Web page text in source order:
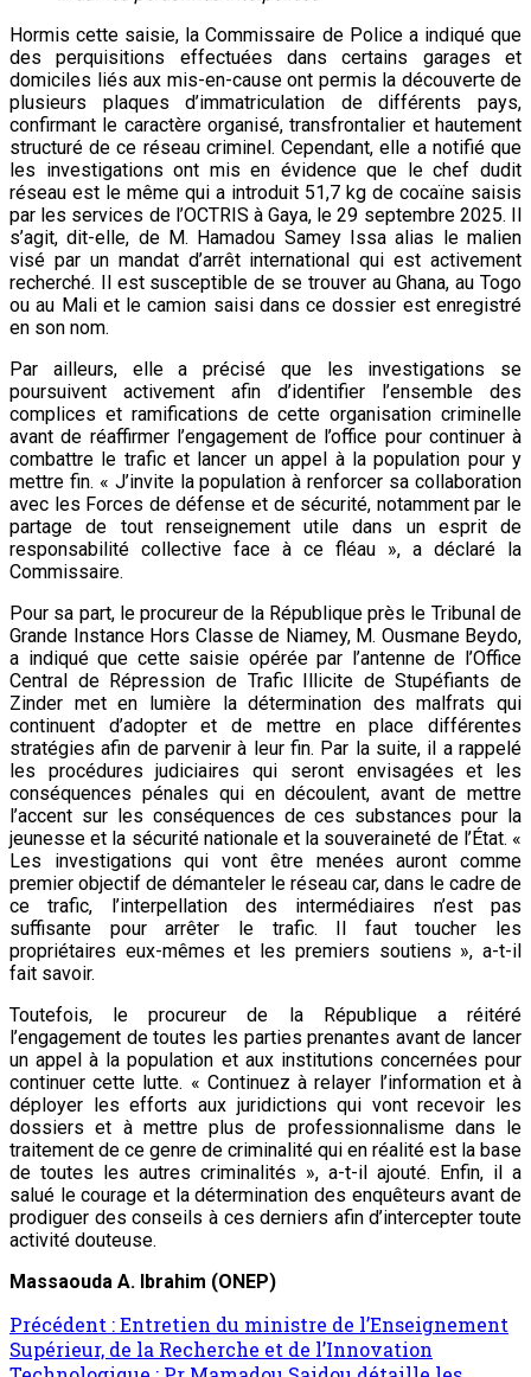
Hormis cette saisie, la Commissaire de Police a indiqué que
des perquisitions effectuées dans certains garages et
domiciles liés aux mis-en-cause ont permis la découverte de
plusieurs plaques d’immatriculation de différents pays,
confirmant le caractère organisé, transfrontalier et hautement
structuré de ce réseau criminel. Cependant, elle a notifié que
les investigations ont mis en évidence que le chef dudit
réseau est le même qui a introduit 51,7 kg de cocaïne saisis
par les services de l’OCTRIS à Gaya, le 29 septembre 2025. Il
s’agit, dit-elle, de M. Hamadou Samey Issa alias le malien
visé par un mandat d’arrêt international qui est activement
recherché. Il est susceptible de se trouver au Ghana, au Togo
ou au Mali et le camion saisi dans ce dossier est enregistré
en son nom.
Par ailleurs, elle a précisé que les investigations se
poursuivent activement afin d’identifier l’ensemble des
complices et ramifications de cette organisation criminelle
avant de réaffirmer l’engagement de l’office pour continuer à
combattre le trafic et lancer un appel à la population pour y
mettre fin. « J’invite la population à renforcer sa collaboration
avec les Forces de défense et de sécurité, notamment par le
partage de tout renseignement utile dans un esprit de
responsabilité collective face à ce fléau », a déclaré la
Commissaire.
Pour sa part, le procureur de la République près le Tribunal de
Grande Instance Hors Classe de Niamey, M. Ousmane Beydo,
a indiqué que cette saisie opérée par l’antenne de l’Office
Central de Répression de Trafic Illicite de Stupéfiants de
Zinder met en lumière la détermination des malfrats qui
continuent d’adopter et de mettre en place différentes
stratégies afin de parvenir à leur fin. Par la suite, il a rappelé
les procédures judiciaires qui seront envisagées et les
conséquences pénales qui en découlent, avant de mettre
l’accent sur les conséquences de ces substances pour la
jeunesse et la sécurité nationale et la souveraineté de l’État. «
Les investigations qui vont être menées auront comme
premier objectif de démanteler le réseau car, dans le cadre de
ce trafic, l’interpellation des intermédiaires n’est pas
suffisante pour arrêter le trafic. Il faut toucher les
propriétaires eux-mêmes et les premiers soutiens », a-t-il
fait savoir.
Toutefois, le procureur de la République a réitéré
l’engagement de toutes les parties prenantes avant de lancer
un appel à la population et aux institutions concernées pour
continuer cette lutte. « Continuez à relayer l’information et à
déployer les efforts aux juridictions qui vont recevoir les
dossiers et à mettre plus de professionnalisme dans le
traitement de ce genre de criminalité qui en réalité est la base
de toutes les autres criminalités », a-t-il ajouté. Enfin, il a
salué le courage et la détermination des enquêteurs avant de
prodiguer des conseils à ces derniers afin d’intercepter toute
activité douteuse.
Massaouda A. Ibrahim (ONEP)
Précédent :Entretien du ministre de l’Enseignement
Supérieur, de la Recherche et de l’Innovation